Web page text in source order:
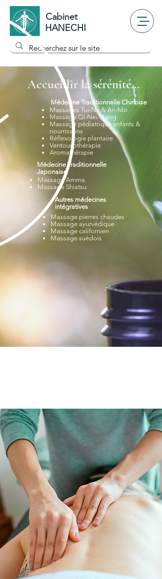
Cabinet
HANECHI
Accueillir la sérénité...
Massages Tui-Na & An-Mo
Massage Qi-Nei-Tsang
Massage pédiatrique enfants &
nourrissons
Réflexologie plantaire
Ventousothérapie
Aromathérapie
Médecine Traditionnelle Chinoise
Médecine Traditionnelle
Japonaise
Massage Amma
Massage Shiatsu
Massage pierres chaudes
Massage ayurvédique
Massage californien
Massage suédois
Autres médecines
intégratives